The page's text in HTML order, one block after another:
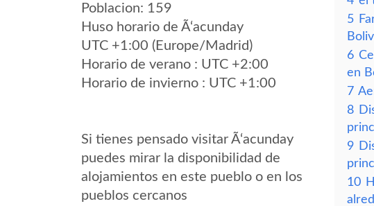
Poblacion: 159
Huso horario de Ã‘acunday
UTC +1:00 (Europe/Madrid)
Horario de verano : UTC +2:00
Horario de invierno : UTC +1:00
Si tienes pensado visitar Ã‘acunday
puedes mirar la disponibilidad de
alojamientos en este pueblo o en los
pueblos cercanos
5
6
en
7
8
9
10